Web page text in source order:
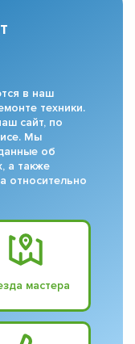
в наш
техники.
сайт, по
Мы
об
а также
относительно
мастера